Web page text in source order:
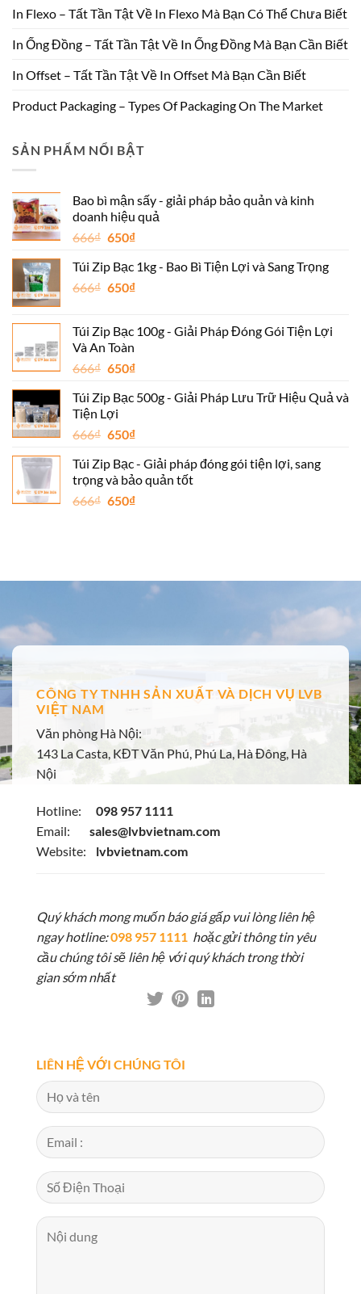
In Flexo – Tất Tần Tật Về In Flexo Mà Bạn Có Thể Chưa Biết
In Ống Đồng – Tất Tần Tật Về In Ống Đồng Mà Bạn Cần Biết
In Offset – Tất Tần Tật Về In Offset Mà Bạn Cần Biết
Product Packaging – Types Of Packaging On The Market
SẢN PHẨM NỔI BẬT
Bao bì mận sấy - giải pháp bảo quản và kinh
doanh hiệu quả
666₫ Giá
là:
666₫.
650₫Giá
tại
là:
Túi Zip Bạc 1kg - Bao Bì Tiện Lợi và Sang Trọng
666₫ Giá
666₫.
650₫Giá
là:
Túi Zip Bạc 100g - Giải Pháp Đóng Gói Tiện Lợi
Và An Toàn
666₫ Giá
là:
666₫.
650₫Giá
tại
650₫.
Túi Zip Bạc 500g - Giải Pháp Lưu Trữ Hiệu Quả và
Tiện Lợi
666₫ Giá
là:
666₫.
650₫Giá
tại
là:
650₫.
Túi Zip Bạc - Giải pháp đóng gói tiện lợi, sang
trọng và bảo quản tốt
666₫ Giá
650₫Giá
CÔNG TY TNHH SẢN XUẤT VÀ DỊCH VỤ LVB
VIỆT NAM
Văn phòng Hà Nội:
143 La Casta, KĐT Văn Phú, Phú La, Hà Đông, Hà
Nội
Hotline:
098 957 1111
Email:
sales@lvbvietnam.com
Website:
lvbvietnam.com
Quý khách mong muốn báo giá gấp vui lòng liên hệ
ngay hotline:098 957 1111 hoặc gửi thông tin yêu
cầu chúng tôi sẽ liên hệ với quý khách trong thời
gian sớm nhất
LIÊN HỆ VỚI CHÚNG TÔI